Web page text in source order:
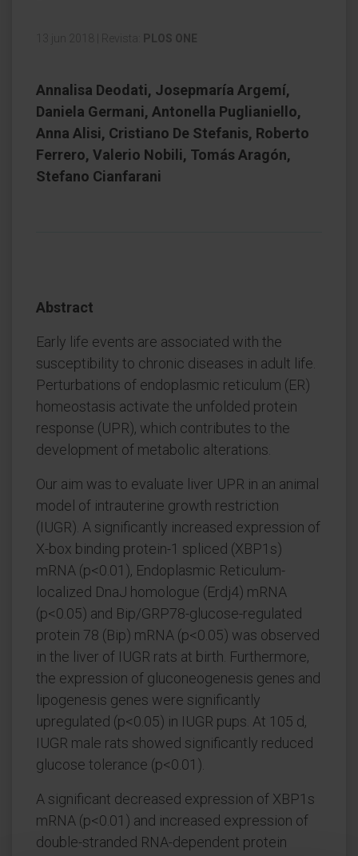
13 jun 2018 Revista: PLOS ONE
Annalisa Deodati, Josepmaría Argemí,
Daniela Germani, Antonella Puglianiello,
Anna Alisi, Cristiano De Stefanis, Roberto
Ferrero, Valerio Nobili, Tomás Aragón,
Stefano Cianfarani
Abstract
Early life events are associated with the
susceptibility to chronic diseases in adult life.
Perturbations of endoplasmic reticulum (ER)
homeostasis activate the unfolded protein
response (UPR), which contributes to the
development of metabolic alterations.
Our aim was to evaluate liver UPR in an animal
model of intrauterine growth restriction
(IUGR). A significantly increased expression of
X-box binding protein-1 spliced (XBP1s)
mRNA (p<0.01), Endoplasmic Reticulum-
localized DnaJ homologue (Erdj4) mRNA
(p<0.05) and Bip/GRP78-glucose-regulated
protein 78 (Bip) mRNA (p<0.05) was observed
in the liver of IUGR rats at birth. Furthermore,
the expression of gluconeogenesis genes and
lipogenesis genes were significantly
upregulated (p<0.05) in IUGR pups. At 105 d,
IUGR male rats showed significantly reduced
glucose tolerance (p<0.01).
A significant decreased expression of XBP1s
mRNA (p<0.01) and increased expression of
double-stranded RNA-dependent protein